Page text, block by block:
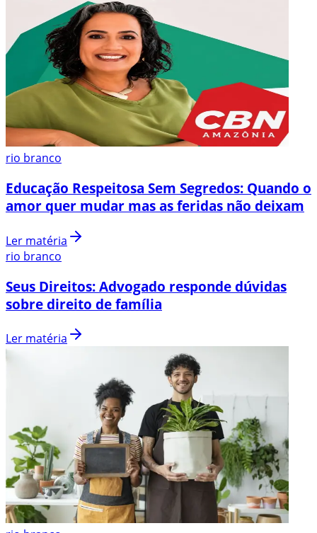
rio branco
Educação Respeitosa Sem Segredos: Quando o
amor quer mudar mas as feridas não deixam
Ler matéria
rio branco
Seus Direitos: Advogado responde dúvidas
sobre direito de família
Ler matéria